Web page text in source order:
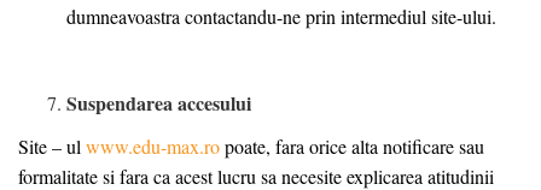
dumneavoastra contactandu-ne prin intermediul site-ului.
Suspendarea accesului
Site – ul www.edu-max.ropoate, fara orice alta notificare sau
formalitate si fara ca acest lucru sa necesite explicarea atitudinii